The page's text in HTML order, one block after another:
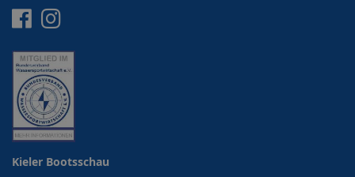
Facebook
Instagram
Kieler Bootsschau